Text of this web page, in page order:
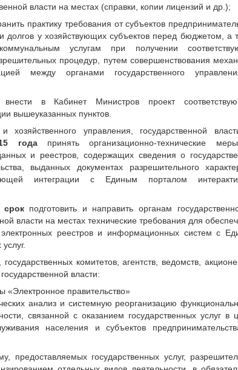
власти на местах (справки, копии лицензий и др.);
практику требования от субъектов
долгов у хозяйствующих субъектов перед бюджетом, а
услугам при получении
процедур, путем совершенствования
между органами государственного
в Кабинет Министров проект
вышеуказанных пунктов.
хозяйственного управления, государственной
года принять организационно-технические
и реестров, содержащих сведения о
выданных документах разрешительного
интеграции с Единым порталом
срокподготовить и направить органам
власти на местах технические требования для
реестров и информационных систем с
комитетов, агентств, ведомств,
власти:
«Электронное правительство»
анализ и системную реорганизацию
связанной с оказанием государственных услуг в
населения и субъектов
предоставляемых государственных услуг,